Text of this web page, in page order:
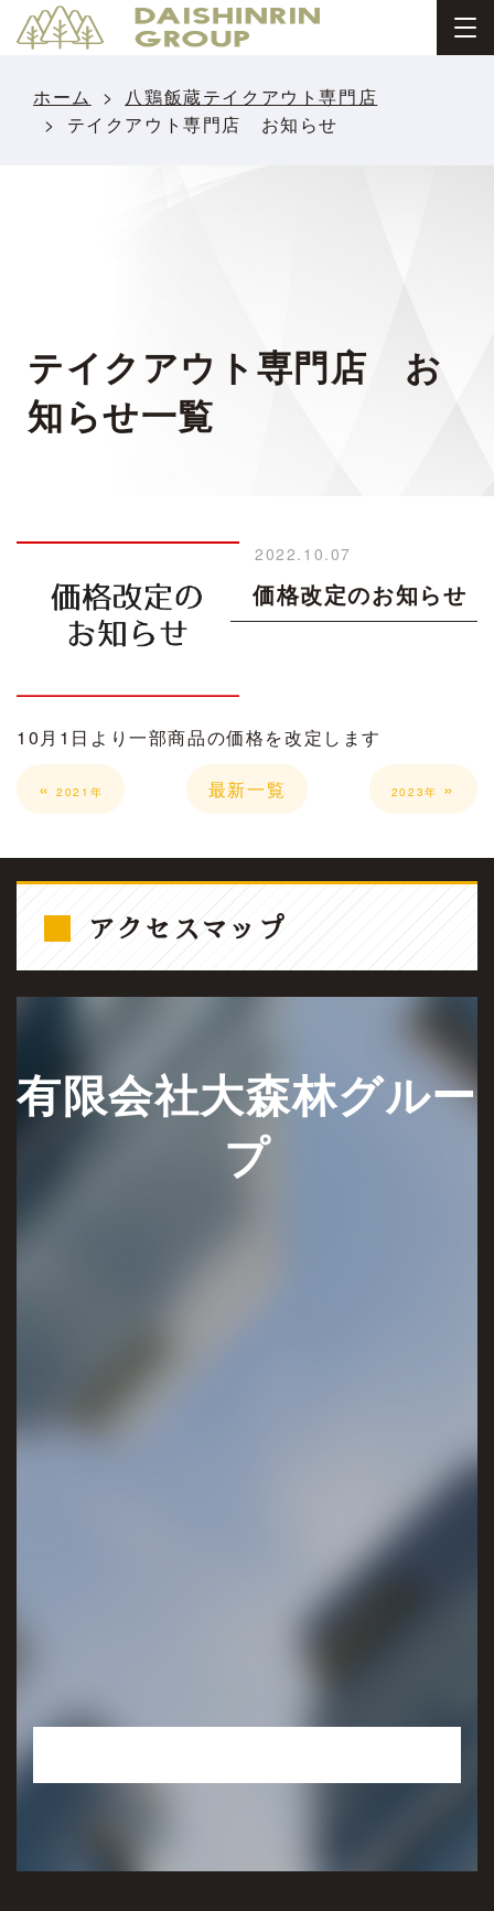
ホーム
八鶏飯蔵テイクアウト専門店
テイクアウト専門店 お知らせ
テイクアウト専門店 お
知らせ一覧
2022.10.07
価格改定のお知らせ
10月1日より一部商品の価格を改定します
«2021年 最新一覧 2023年 »
アクセスマップ
有限会社大森林グルー
プ